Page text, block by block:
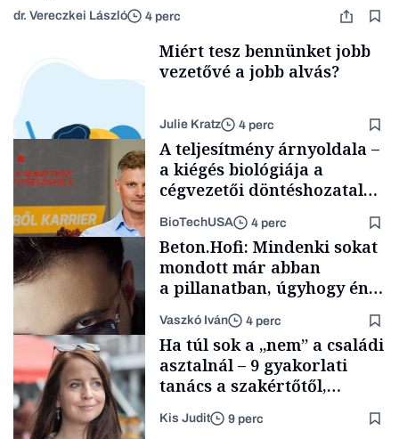
dr. Vereczkei László 4 perc
Smart habits
Miért tesz bennünket jobb
vezetővé a jobb alvás?
Julie Kratz 4 perc
Content Lab HUB
A teljesítmény árnyoldala –
a kiégés biológiája a
cégvezetői döntéshozatal
BioTechUSA 4 perc
Forbes-sztori
Beton.Hofi: Mindenki sokat
mondott már abban
a pillanatban, úgyhogy én
a legsarkosabb
gondolataimat akartam
kimondani
Vaszkó Iván 4 perc
Ha túl sok a „nem” a családi
asztalnál – 9 gyakorlati
tanács a szakértőtől,
hogyan legyünk jól etető
szülők
Kis Judit 9 perc